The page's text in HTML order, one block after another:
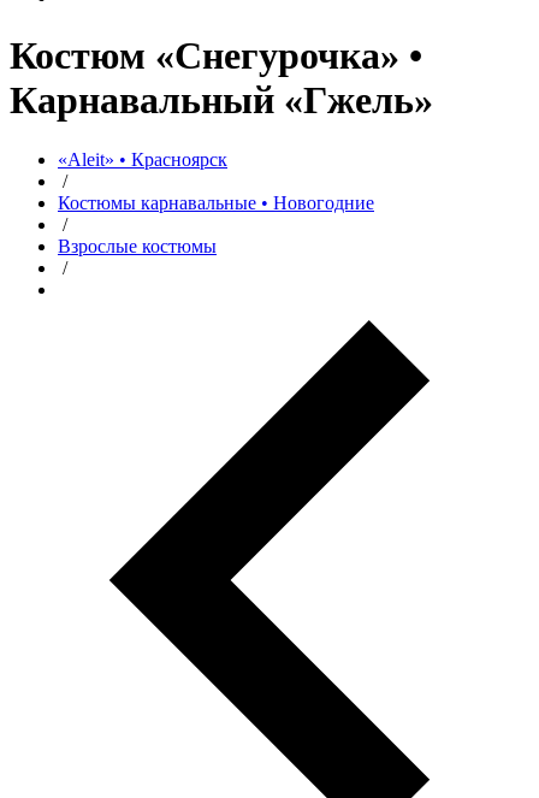
Костюм «Снегурочка» •
Карнавальный «Гжель»
«Aleit» • Красноярск
/
Костюмы карнавальные • Новогодние
/
Взрослые костюмы
/